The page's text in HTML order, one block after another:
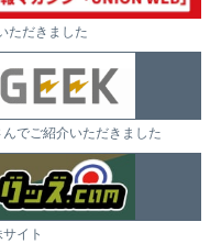
ただきました
でご紹介いただきました
イト